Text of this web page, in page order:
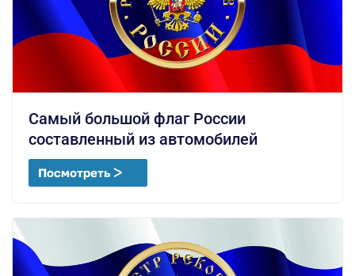
Самый большой флаг России
составленный из автомобилей
Посмотреть ᐳ